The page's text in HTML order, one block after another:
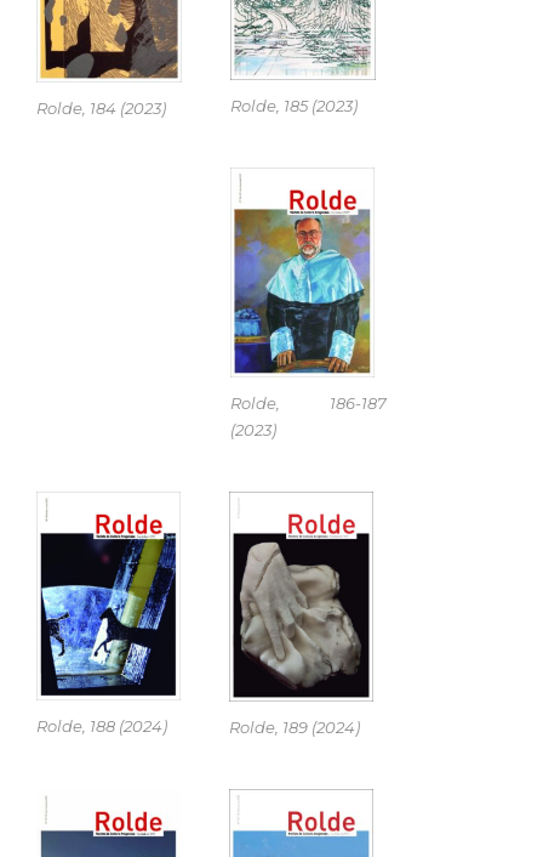
Rolde, 184 (2023) Rolde, 185 (2023)
Rolde, 186-187
(2023)
Rolde, 188 (2024) Rolde, 189 (2024)